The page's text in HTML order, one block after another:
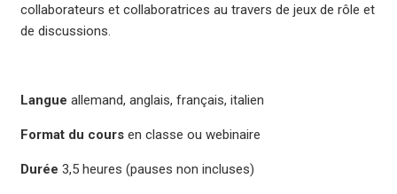
collaborateurs et collaboratrices au travers de jeux de rôle et
de discussions.
Langue allemand, anglais, français, italien
Format du coursen classe ou webinaire
Durée 3,5 heures (pauses non incluses)